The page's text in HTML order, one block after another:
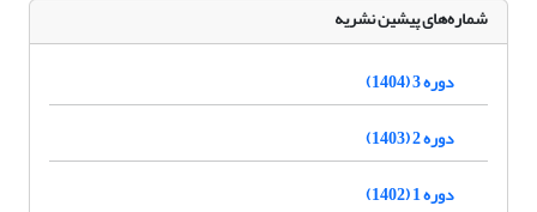
شماره‌های پیشین نشریه
دوره 3 (1404)
دوره 2 (1403)
دوره 1 (1402)